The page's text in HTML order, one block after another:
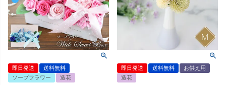
即日発送
送料無料
ソープフラワー
造花
即日発送 送料無料
お供え用
造花